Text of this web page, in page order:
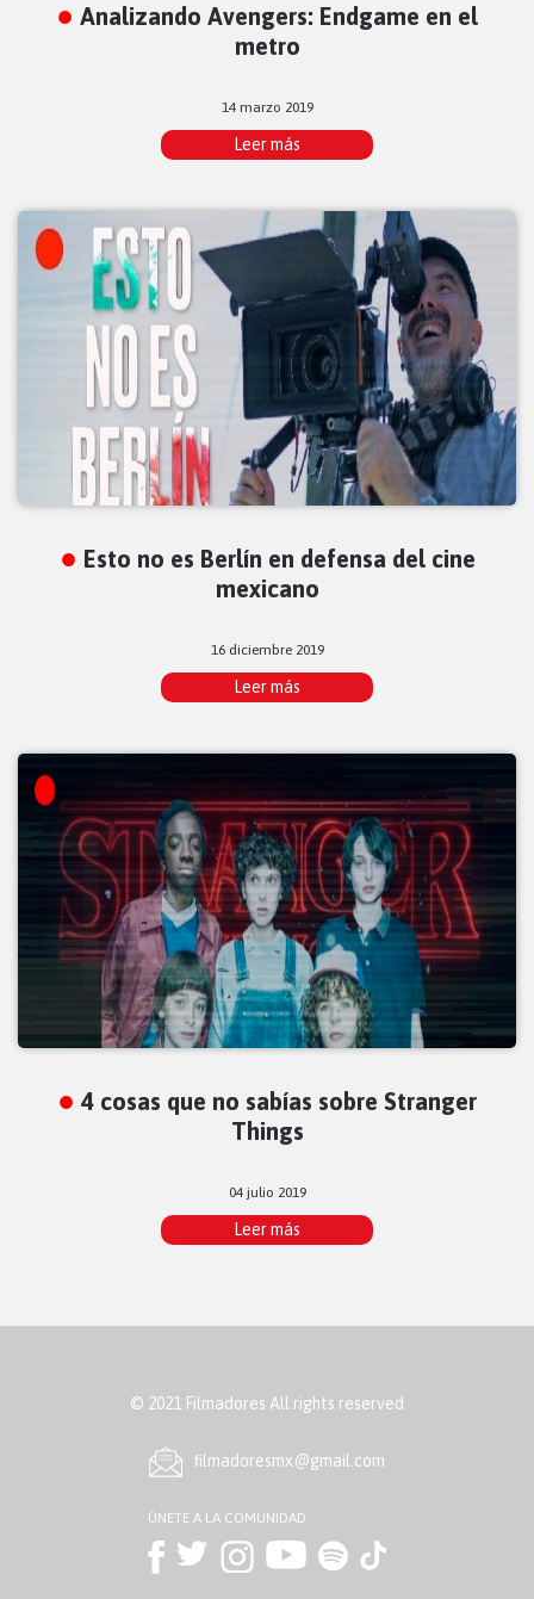
Analizando Avengers: Endgame en el
metro
14 marzo 2019
Leer más
Esto no es Berlín en defensa del cine
mexicano
16 diciembre 2019
Leer más
4 cosas que no sabías sobre Stranger
Things
04 julio 2019
Leer más
© 2021 Filmadores All rights reserved
ﬁlmadoresmx@gmail.com
ÚNETE A LA COMUNIDAD